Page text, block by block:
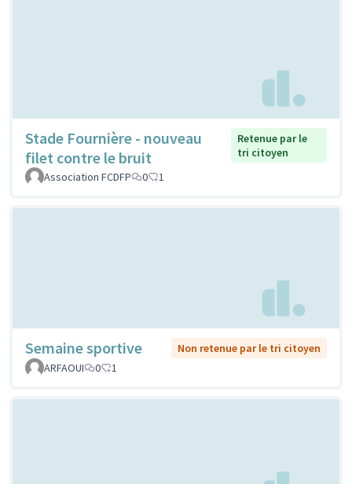
Stade Fournière - nouveau
filet contre le bruit
Retenue par le
tri citoyen
Association FCDFP
0 1
Semaine sportive
Non retenue par le tri citoyen
ARFAOUI
0 1